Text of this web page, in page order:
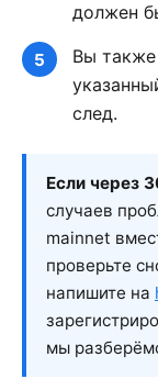
должен
Вы также
след.
Если через
случаев
mainnet
проверьте
напишите на
мы